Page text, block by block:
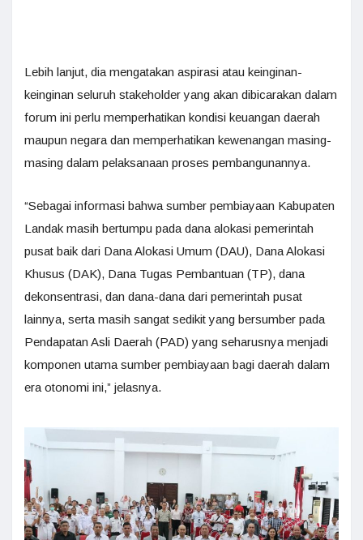
Lebih lanjut, dia mengatakan aspirasi atau keinginan-
keinginan seluruh stakeholder yang akan dibicarakan dalam
forum ini perlu memperhatikan kondisi keuangan daerah
maupun negara dan memperhatikan kewenangan masing-
masing dalam pelaksanaan proses pembangunannya.
“Sebagai informasi bahwa sumber pembiayaan Kabupaten
Landak masih bertumpu pada dana alokasi pemerintah
pusat baik dari Dana Alokasi Umum (DAU), Dana Alokasi
Khusus (DAK), Dana Tugas Pembantuan (TP), dana
dekonsentrasi, dan dana-dana dari pemerintah pusat
lainnya, serta masih sangat sedikit yang bersumber pada
Pendapatan Asli Daerah (PAD) yang seharusnya menjadi
komponen utama sumber pembiayaan bagi daerah dalam
era otonomi ini,” jelasnya.